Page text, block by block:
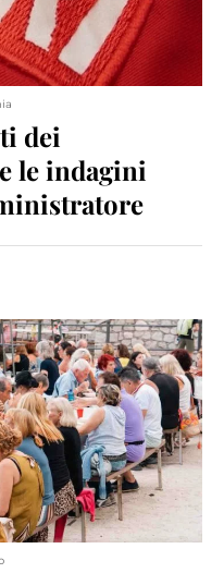
dei
le indagini